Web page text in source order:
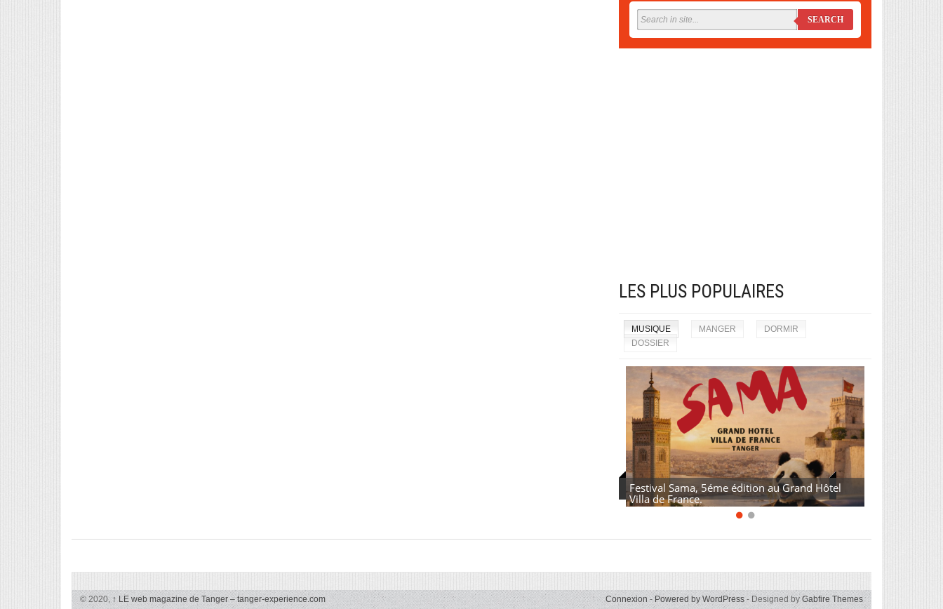
SEARCH
LES PLUS POPULAIRES
MUSIQUE MANGER
DORMIR
DOSSIER
Festival Sama, 5éme édition au Grand Hôtel
Villa de France.
© 2020,↑ LE web magazine de Tanger – tanger-experience.com Connexion- Powered by WordPress- Designed byGabfire Themes